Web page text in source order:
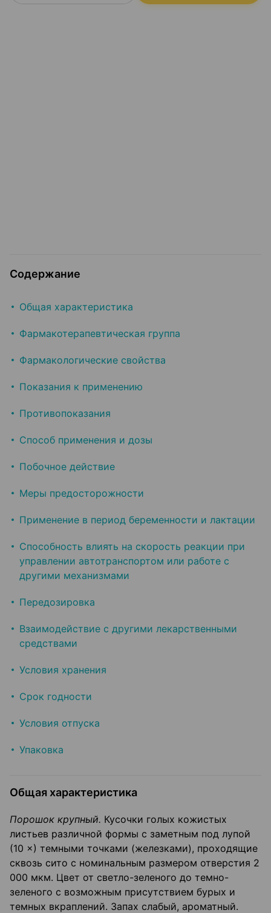
Содержание
Общая характеристика
Фармакотерапевтическая группа
Фармакологические свойства
Показания к применению
Противопоказания
Способ применения и дозы
Побочное действие
Меры предосторожности
Применение в период беременности и лактации
Способность влиять на скорость реакции при
управлении автотранспортом или работе с
другими механизмами
Передозировка
Взаимодействие с другими лекарственными
средствами
Условия хранения
Срок годности
Условия отпуска
Упаковка
Общая характеристика
Порошок крупный. Кусочки голых кожистых
листьев различной формы с заметным под лупой
(10 ×) темными точками (железками), проходящие
сквозь сито с номинальным размером отверстия 2
000 мкм. Цвет от светло-зеленого до темно-
зеленого с возможным присутствием бурых и
темных вкраплений. Запах слабый, ароматный.